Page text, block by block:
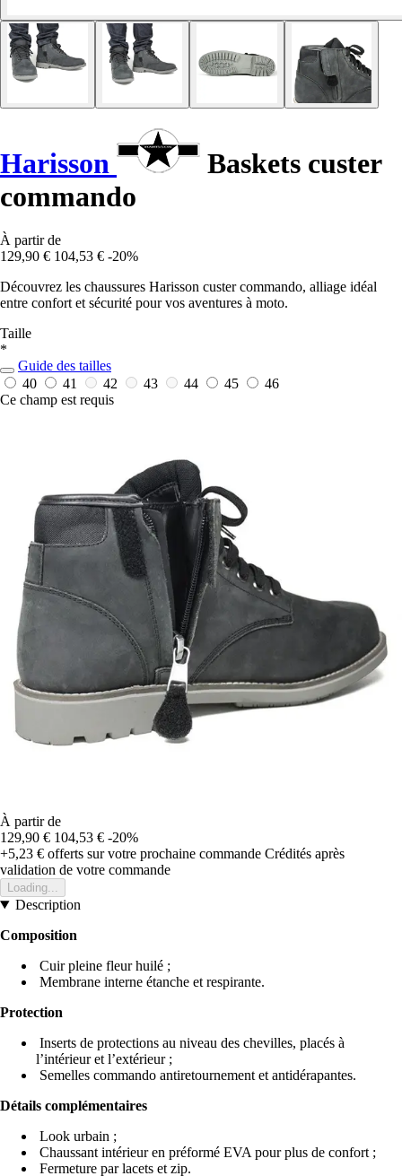
Harisson
Baskets custer
commando
À partir de
129,90 € 104,53 € -20%
Découvrez les chaussures Harisson custer commando, alliage idéal
entre confort et sécurité pour vos aventures à moto.
Taille
*
Guide des tailles
40
41 42 43 44 45
46
Ce champ est requis
À partir de
129,90 € 104,53 € -20%
+5,23 € offerts sur votre prochaine commande Crédités après
validation de votre commande
Loading...
Description
Composition
Cuir pleine fleur huilé ;
Membrane interne étanche et respirante.
Protection
Inserts de protections au niveau des chevilles, placés à
l’intérieur et l’extérieur ;
Semelles commando antiretournement et antidérapantes.
Détails complémentaires
Look urbain ;
Chaussant intérieur en préformé EVA pour plus de confort ;
Fermeture par lacets et zip.